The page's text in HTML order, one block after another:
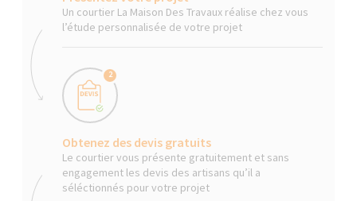
Un courtier La Maison Des Travaux réalise chez vous
l’étude personnalisée de votre projet
2
Obtenez des devis gratuits
Le courtier vous présente gratuitement et sans
engagement les devis des artisans qu’il a
séléctionnés pour votre projet